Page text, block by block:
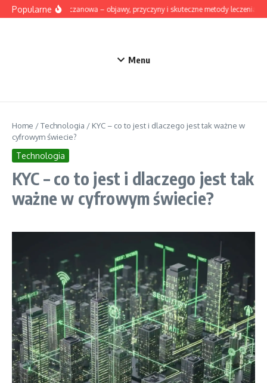
Przejdź do treści
PopularneDna moczanowa – objawy, przyczyny i skuteczne metody leczenia
Menu
Home /Technologia / KYC – co to jest i dlaczego jest tak ważne w
cyfrowym świecie?
Technologia
KYC – co to jest i dlaczego jest tak
ważne w cyfrowym świecie?